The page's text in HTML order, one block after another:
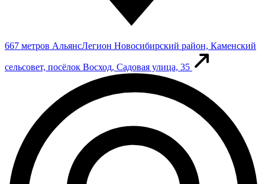
667 метров АльянсЛегион Новосибирский район, Каменский
сельсовет, посёлок Восход, Садовая улица, 35